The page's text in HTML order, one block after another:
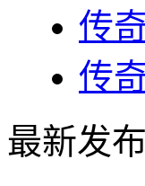
传
传
最新发布